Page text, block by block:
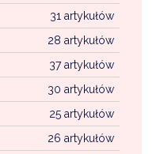
31 artykułów
28 artykułów
37 artykułów
30 artykułów
25 artykułów
26 artykułów